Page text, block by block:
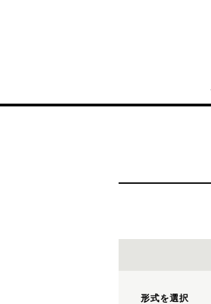
形式を選択